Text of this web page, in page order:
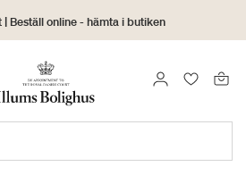
Beställ online - hämta i butiken
30 dagars returrätt
LOGGA IN